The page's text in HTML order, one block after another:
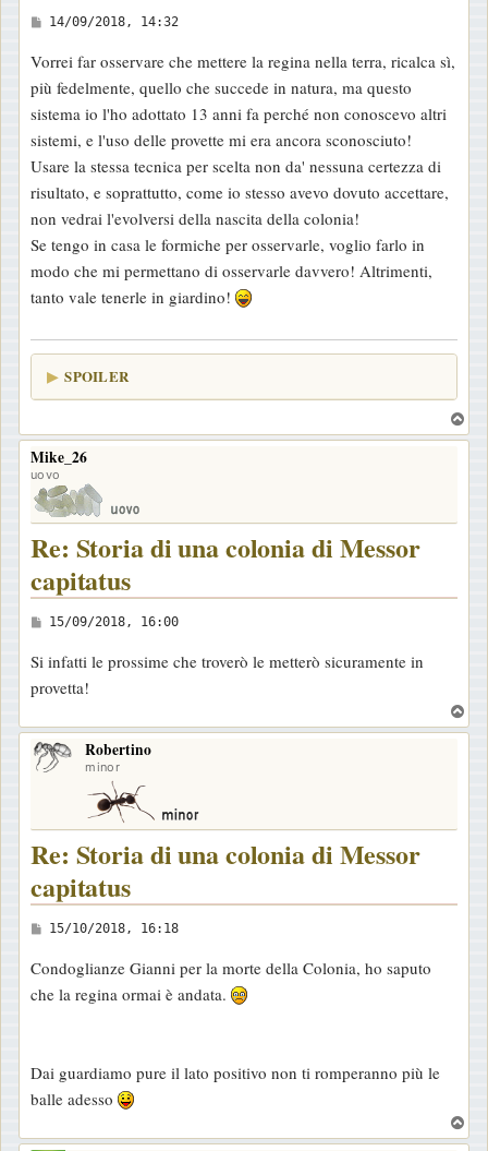
M
s
s
a
g
g
i
o
14/09/2018, 14:32
Vorrei far osservare che mettere la regina nella terra, ricalca sì,
più fedelmente, quello che succede in natura, ma questo
sistema io l'ho adottato 13 anni fa perché non conoscevo altri
sistemi, e l'uso delle provette mi era ancora sconosciuto!
Usare la stessa tecnica per scelta non da' nessuna certezza di
risultato, e soprattutto, come io stesso avevo dovuto accettare,
non vedrai l'evolversi della nascita della colonia!
Se tengo in casa le formiche per osservarle, voglio farlo in
modo che mi permettano di osservarle davvero! Altrimenti,
tanto vale tenerle in giardino!
SPOILER
o
Mike_26
uovo
Re: Storia di una colonia di Messor
capitatus
M
s
s
a
g
g
o
15/09/2018, 16:00
Si infatti le prossime che troverò le metterò sicuramente in
provetta!
o
Robertino
minor
Re: Storia di una colonia di Messor
capitatus
M
s
s
g
i
o
15/10/2018, 16:18
Condoglianze Gianni per la morte della Colonia, ho saputo
che la regina ormai è andata.
Dai guardiamo pure il lato positivo non ti romperanno più le
balle adesso
o